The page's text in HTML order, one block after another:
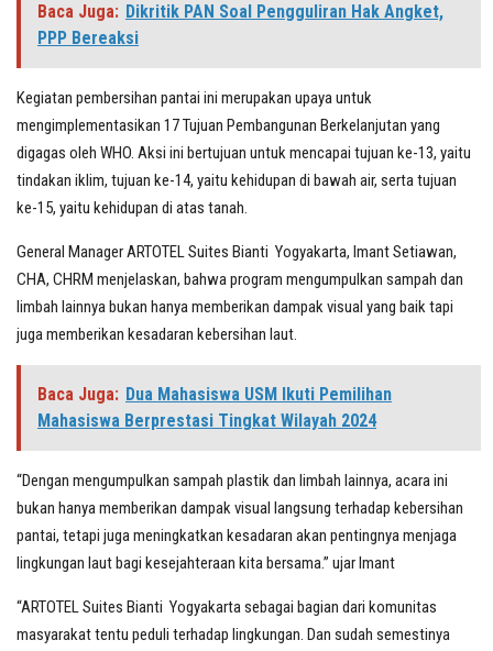
Baca Juga: Dikritik PAN Soal Pengguliran Hak Angket,
PPP Bereaksi
Kegiatan pembersihan pantai ini merupakan upaya untuk
mengimplementasikan 17 Tujuan Pembangunan Berkelanjutan yang
digagas oleh WHO. Aksi ini bertujuan untuk mencapai tujuan ke-13, yaitu
tindakan iklim, tujuan ke-14, yaitu kehidupan di bawah air, serta tujuan
ke-15, yaitu kehidupan di atas tanah.
General Manager ARTOTEL Suites Bianti Yogyakarta, Imant Setiawan,
CHA, CHRM menjelaskan, bahwa program mengumpulkan sampah dan
limbah lainnya bukan hanya memberikan dampak visual yang baik tapi
juga memberikan kesadaran kebersihan laut.
Baca Juga: Dua Mahasiswa USM Ikuti Pemilihan
Mahasiswa Berprestasi Tingkat Wilayah 2024
“Dengan mengumpulkan sampah plastik dan limbah lainnya, acara ini
bukan hanya memberikan dampak visual langsung terhadap kebersihan
pantai, tetapi juga meningkatkan kesadaran akan pentingnya menjaga
lingkungan laut bagi kesejahteraan kita bersama.” ujar Imant
“ARTOTEL Suites Bianti Yogyakarta sebagai bagian dari komunitas
masyarakat tentu peduli terhadap lingkungan. Dan sudah semestinya